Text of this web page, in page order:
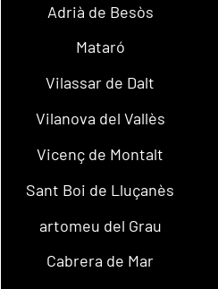
Adrià de Besòs
Mataró
Vilassar de Dalt
Vilanova del Vallès
Vicenç de Montalt
Sant Boi de Lluçanès
artomeu del Grau
Cabrera de Mar